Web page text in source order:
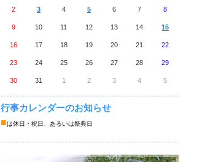
2 3 4 5 6 7 8
9 10 11 12 13 14 15
16 17 18 19 20 21 22
23 24 25 26 27 28 29
30 31 1 2 3 4 5
行事カレンダーのお知らせ
■は休日・祝日、あるいは祭典日